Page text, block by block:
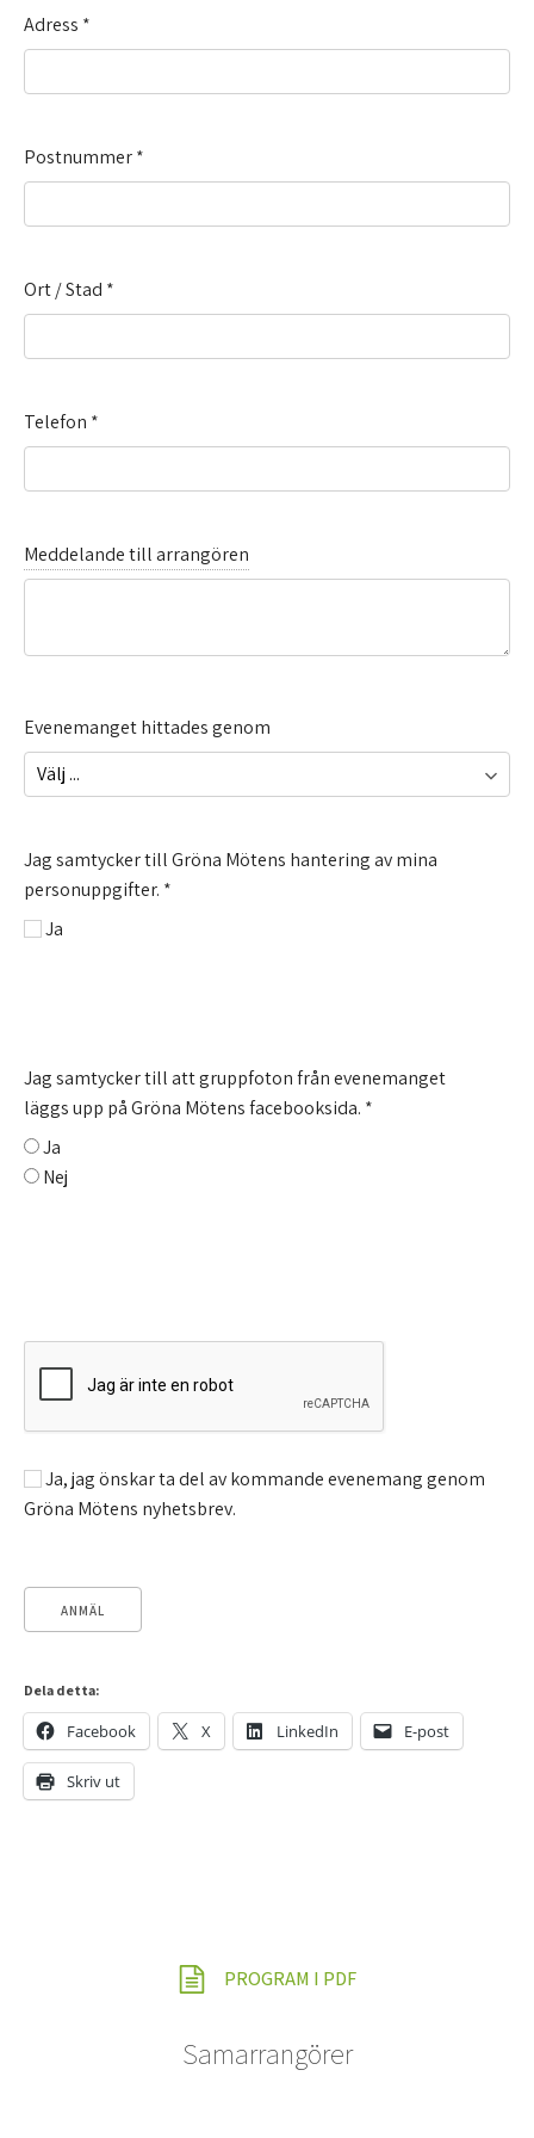
Adress *
Postnummer*
Ort / Stad *
Telefon *
Meddelande till arrangören
Evenemanget hittades genom
Jag samtycker till Gröna Mötens hantering av mina
personuppgifter. *
Ja
Jag samtycker till att gruppfoton från evenemanget
läggs upp på Gröna Mötens facebooksida. *
Ja
Nej
Ja, jag önskar ta del av kommande evenemang genom
Gröna Mötens nyhetsbrev.
Dela detta:
Facebook X LinkedIn E-post
Skriv ut
PROGRAM I PDF
Samarrangörer